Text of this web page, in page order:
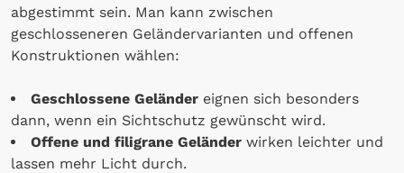
abgestimmt sein. Man kann zwischen
geschlosseneren Geländervarianten und offenen
Konstruktionen wählen:
Geschlossene Geländer eignen sich besonders
dann, wenn ein Sichtschutz gewünscht wird.
Offene und filigrane Geländer wirken leichter und
lassen mehr Licht durch.